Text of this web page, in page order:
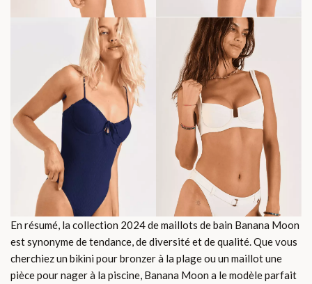
En résumé, la collection 2024 de maillots de bain Banana Moon
est synonyme de tendance, de diversité et de qualité. Que vous
cherchiez un bikini pour bronzer à la plage ou un maillot une
pièce pour nager à la piscine, Banana Moon a le modèle parfait